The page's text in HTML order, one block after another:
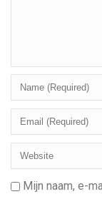
Mijn naam, e-